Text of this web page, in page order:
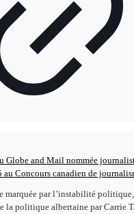
Globe and Mail nommée
au Concours canadien de
marquée par l’instabilité
la politique albertaine par Carrie